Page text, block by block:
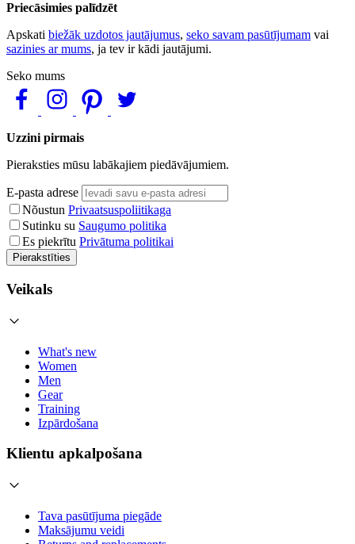
Priecāsimies palīdzēt
Apskati biežāk uzdotos jautājumus, seko savam pasūtījumam vai
sazinies ar mums, ja tev ir kādi jautājumi.
Seko mums
Uzzini pirmais
Pieraksties mūsu labākajiem piedāvājumiem.
E-pasta adrese
Nõustun Privaatsuspoliitikaga
Sutinku su Saugumo politika
Es piekrītu Privātuma politikai
Pierakstīties
Veikals
What's new
Women
Men
Gear
Training
Izpārdošana
Klientu apkalpošana
Tava pasūtījuma piegāde
Maksājumu veidi